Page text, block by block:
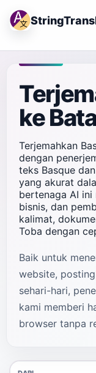
ke
Terjemahkan
dengan
teks Basque
yang akurat
bertenaga AI ini
bisnis, dan
kalimat,
Toba dengan
Baik untuk
website,
sehari-hari,
kami memberi
browser tanpa